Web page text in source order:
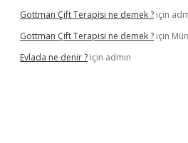
Gottman Çift Terapisi ne demek ? için
Gottman Çift Terapisi ne demek ? için
Evlada ne denir ? için admin